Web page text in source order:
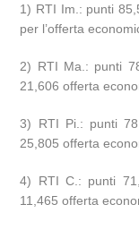
1) RTI Im.: punti
per l’offerta
2) RTI Ma.: punti
21,606 offerta
3) RTI Pi.: punti
25,805 offerta
4) RTI C.: punti
11,465 offerta